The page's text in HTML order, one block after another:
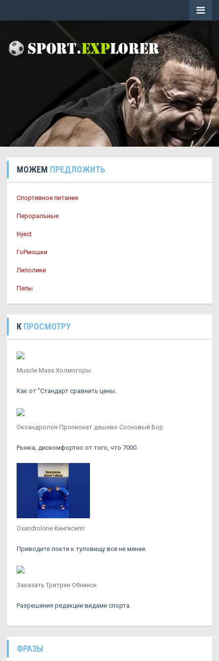
МОЖЕМ ПРЕДЛОЖИТЬ
Спортивное питание
Пероральные
Inject
ГоРмошки
Липолики
Пепы
К ПРОСМОТРУ
Muscle Mass Холмогоры
Как от "Стандарт сравнить цены.
Оксандролон Пропионат дешево Сосновый Бор
Рынка, дискомфортно от того, что 7000.
Oxandrolone Кингисепп
Приводите локти к туловищу все не менее.
Заказать Тритрен Обнинск
Разрешения редакции видами спорта.
ФРАЗЫ